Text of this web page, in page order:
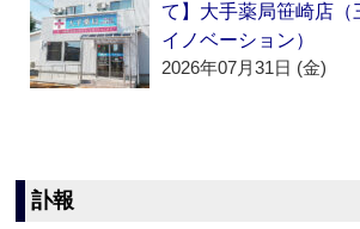
て】大手薬局笹崎店（
イノベーション）
2026年07月31日 (金)
訃報